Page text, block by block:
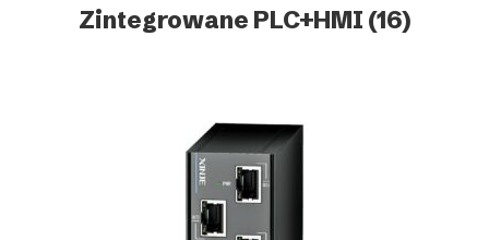
Zintegrowane PLC+HMI (16)